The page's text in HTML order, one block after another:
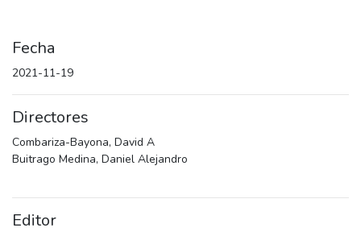
Fecha
2021-11-19
Directores
Combariza-Bayona, David A
Buitrago Medina, Daniel Alejandro
Editor